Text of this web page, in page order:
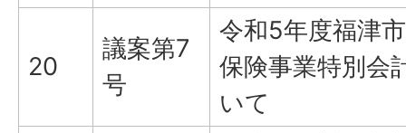
20
議案第7
号
令和5年度福津
保険事業特別会
いて